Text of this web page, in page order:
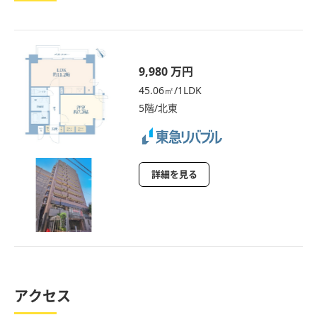
9,980 万円
45.06㎡/1LDK
5階/北東
詳細を見る
アクセス